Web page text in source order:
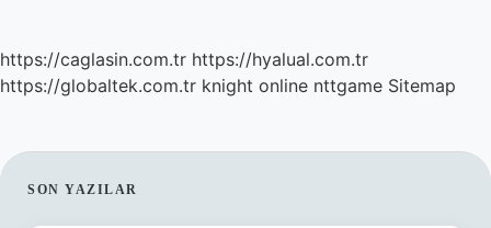
https://caglasin.com.tr https://hyalual.com.tr
https://globaltek.com.tr knight online nttgame Sitemap
SIDEBAR
SON YAZILAR